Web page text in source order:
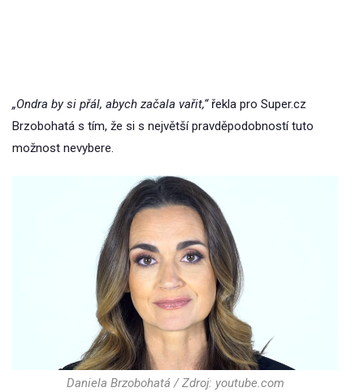
„Ondra by si přál, abych začala vařit,“řekla pro Super.cz
Brzobohatá s tím, že si s největší pravděpodobností tuto
možnost nevybere.
Daniela Brzobohatá / Zdroj: youtube.com